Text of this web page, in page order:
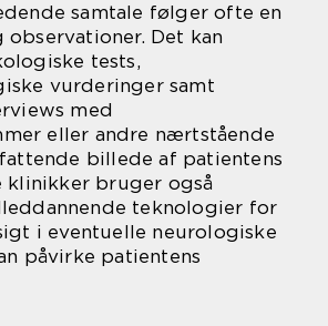
samtale følger ofte en
Det kan
tests,
vurderinger samt
med
eller andre nærtstående
billede af patientens
klinikker bruger også
teknologier for
i eventuelle neurologiske
påvirke patientens